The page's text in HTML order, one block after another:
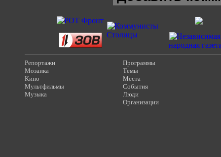
Репортажи
Мозаика
Кино
Мультфильмы
Музыка
Программы
Темы
Места
События
Люди
Организации